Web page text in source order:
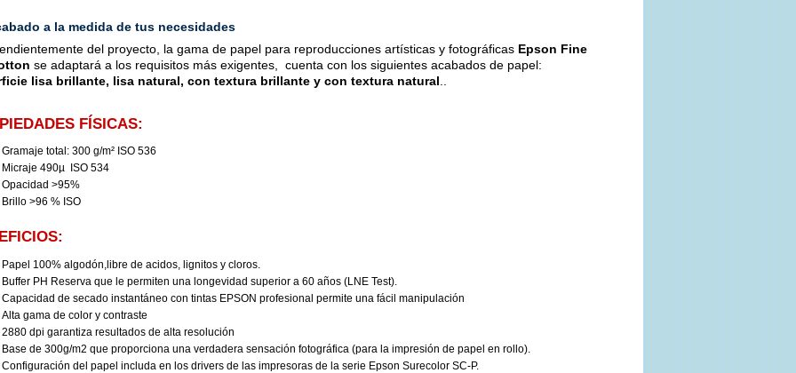
a la medida de tus necesidades
del proyecto, la gama de papel para reproducciones artísticas y fotográficas Epson Fine
se adaptará a los requisitos más exigentes, cuenta con los siguientes acabados de papel:
lisa brillante, lisa natural, con textura brillante y con textura natural
FÍSICAS:
Gramaje total: 300 g/m² ISO 536
Micraje 490µ ISO 534
Opacidad >95%
Brillo >96 % ISO
Papel 100% algodón,libre de acidos, lignitos y cloros.
Buffer PH Reserva que le permiten una longevidad superior a 60 años (LNE Test).
Capacidad de secado instantáneo con tintas EPSON profesional permite una fácil manipulación
Alta gama de color y contraste
2880 dpi garantiza resultados de alta resolución
Base de 300g/m2 que proporciona una verdadera sensación fotográfica (para la impresión de papel en rollo).
Configuración del papel includa en los drivers de las impresoras de la serie Epson Surecolor SC-P.